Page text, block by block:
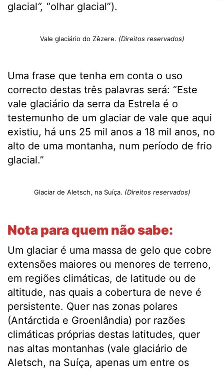
glacial”, “olhar glacial”).
Vale glaciário do Zêzere. (Direitos reservados)
Uma frase que tenha em conta o uso
correcto destas três palavras será: “Este
vale glaciário da serra da Estrela é o
testemunho de um glaciar de vale que aqui
existiu, há uns 25 mil anos a 18 mil anos, no
alto de uma montanha, num período de frio
glacial.”
Glaciar de Aletsch, na Suíça. (Direitos reservados)
Nota para quem não sabe:
Um glaciar é uma massa de gelo que cobre
extensões maiores ou menores de terreno,
em regiões climáticas, de latitude ou de
altitude, nas quais a cobertura de neve é
persistente. Quer nas zonas polares
(Antárctida e Groenlândia) por razões
climáticas próprias destas latitudes, quer
nas altas montanhas (vale glaciário de
Aletsch, na Suíça, apenas um entre os